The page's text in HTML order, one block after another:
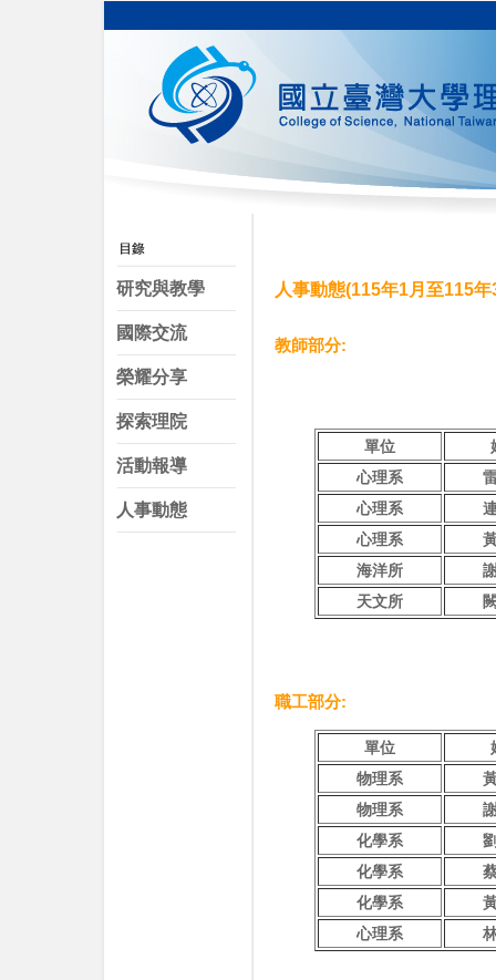
研究與教學
國際交流
榮耀分享
探索理院
活動報導
人事動態
人事動態(115年1月至115年
教師部分:
單位
心理系
心理系
心理系
海洋所
天文所
職工部分:
單位
物理系
物理系
化學系
化學系
化學系
心理系